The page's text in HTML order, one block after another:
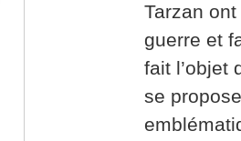
Tarzan
guerre et
fait l’objet
se